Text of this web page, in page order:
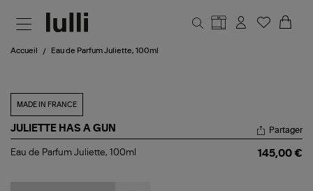
Accueil Eau de Parfum Juliette, 100ml
MADE IN FRANCE
JULIETTE HAS A GUN
Eau
Partager
Eau de Parfum Juliette, 100ml 145,00 €